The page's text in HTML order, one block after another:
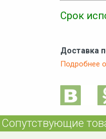
Срок
Доставка
Подробнее
Сопутствующие